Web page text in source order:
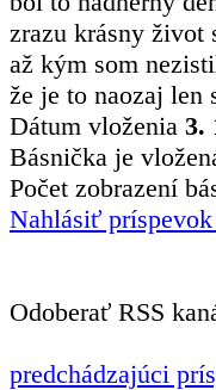
zrazu krásny život
až kým som
že je to naozaj len
Dátum vloženia 3.
Básnička je
Počet zobrazení
Nahlásiť
Odoberať RSS
predchádzajúci